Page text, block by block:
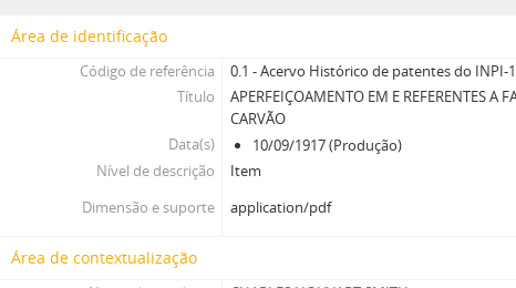
Área de identificação
Código de referência
0.1 - Acervo Histórico de patentes do INPI-
Título
APERFEIÇOAMENTO EM E REFERENTES A
CARVÃO
Data(s)
10/09/1917 (Produção)
Nível de descrição
Item
Dimensão e suporte
application/pdf
Área de contextualização